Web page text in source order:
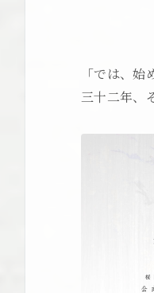
「では、
三十二年、